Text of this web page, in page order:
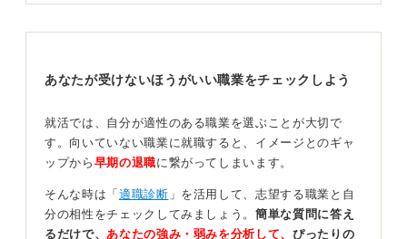
に感じるかもしれません。
陸地にほとんど降りられないというような働き方も存在
周りの意見を鵜吞みにせず自分にとってどうなのか
多様な職種があります。したがって、「エネルギー業界
が悪い」と一概に決めつけるのではなく、そのように言
あなたが受けないほうがいい職業をチェックしよう
就活では、自分が適性のある職業を選ぶことが大切で
す。向いていない職業に就職すると、イメージとのギャ
ップから 早期の退職に繋がってしまいます。
そんな時は「 適職診断 」を活用して、志望する職業と自
分の相性をチェックしてみましょう。簡単な質問に答え
るだけで、 あなたの強み・弱みを分析して、 ぴったりの